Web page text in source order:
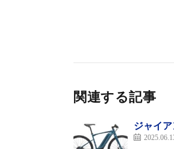
関連する記事
ジャイ